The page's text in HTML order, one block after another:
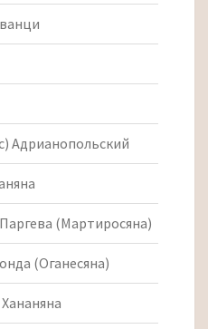
Адрианопольский
(Мартиросяна)
(Оганесяна)